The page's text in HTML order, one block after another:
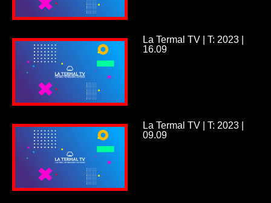
La Termal TV | T: 2023 |
16.09
La Termal TV | T: 2023 |
09.09